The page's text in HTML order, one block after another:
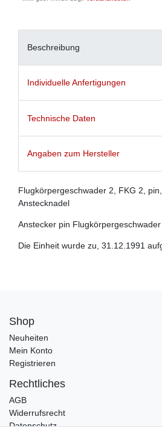
Beschreibung
Individuelle Anfertigungen
Technische Daten
Angaben zum Hersteller
Flugkörpergeschwader 2, FKG 2, pin,
Anstecknadel
Anstecker pin
Die Einheit wurde zu, 31.12.1991
Shop
Neuheiten
Mein Konto
Registrieren
Rechtliches
AGB
Widerrufsrecht
Datenschutz